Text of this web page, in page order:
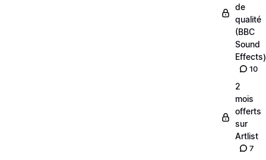
de
qualité
(BBC
Sound
Effects)
10
2
mois
offerts
sur
Artlist
7